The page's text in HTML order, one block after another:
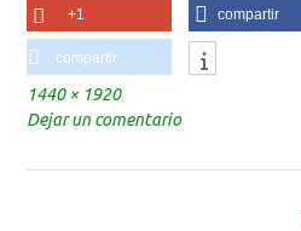
+1 compartir
compartir
Tamaño
completo
1440 × 1920
Dejar un comentario